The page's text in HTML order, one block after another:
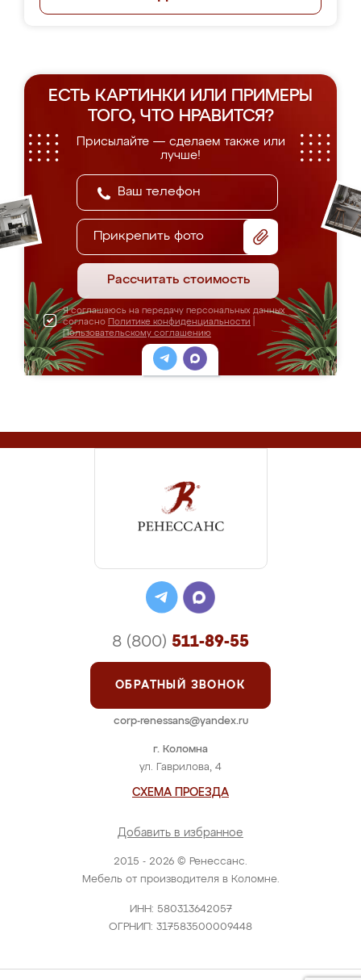
ЕСТЬ КАРТИНКИ ИЛИ ПРИМЕРЫ
ТОГО, ЧТО НРАВИТСЯ?
Присылайте — сделаем также или
лучше!
Прикрепить фото
Рассчитать стоимость
Я соглашаюсь на передачу персональных данных
согласно Политике конфиденциальности
Пользовательскому соглашению
2015 - 2026 © Ренессанс.
Мебель от производителя в Коломне.
ИНН: 580313642057
ОГРНИП: 317583500009448
г. Коломна
ул. Гаврилова, 4
СХЕМА ПРОЕЗДА
Добавить в избранное
8 (800) 511-89-55
ОБРАТНЫЙ ЗВОНОК
corp-renessans@yandex.ru